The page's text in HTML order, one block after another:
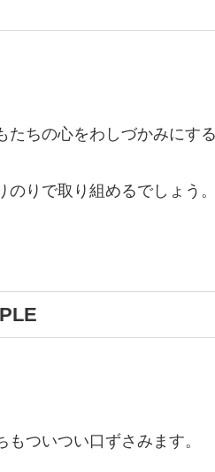
ちの心をわしづかみにす
りで取り組めるでしょう。
ついつい口ずさみます。